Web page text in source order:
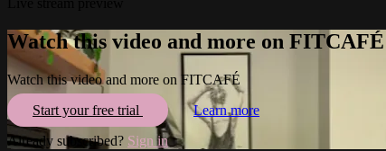
Watch this video and more on FITCAFÉ
Watch this video and more on FITCAFÉ
Start your free trial
Learn more
Already subscribed? Sign in